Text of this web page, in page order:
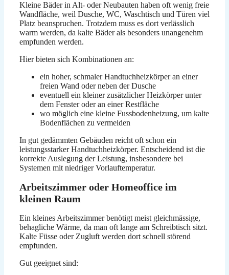
Kleine Bäder in Alt- oder Neubauten haben oft wenig freie
Wandfläche, weil Dusche, WC, Waschtisch und Türen viel
Platz beanspruchen. Trotzdem muss es dort verlässlich
warm werden, da kalte Bäder als besonders unangenehm
empfunden werden.
Hier bieten sich Kombinationen an:
ein hoher, schmaler Handtuchheizkörper an einer
freien Wand oder neben der Dusche
eventuell ein kleiner zusätzlicher Heizkörper unter
dem Fenster oder an einer Restfläche
wo möglich eine kleine Fussbodenheizung, um kalte
Bodenflächen zu vermeiden
In gut gedämmten Gebäuden reicht oft schon ein
leistungsstarker Handtuchheizkörper. Entscheidend ist die
korrekte Auslegung der Leistung, insbesondere bei
Systemen mit niedriger Vorlauftemperatur.
Arbeitszimmer oder Homeoffice im
kleinen Raum
Ein kleines Arbeitszimmer benötigt meist gleichmässige,
behagliche Wärme, da man oft lange am Schreibtisch sitzt.
Kalte Füsse oder Zugluft werden dort schnell störend
empfunden.
Gut geeignet sind: